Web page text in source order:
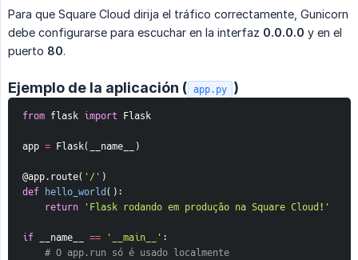
Para que Square Cloud dirija el tráfico correctamente, Gunicorn
debe configurarse para escuchar en la interfaz 0.0.0.0 y en el
puerto 80.
Ejemplo de la aplicación ( app.py )
from flask import Flask
app = Flask( __name__ )
@app.route( '/' )
def hello_world( ):
return
'Flask rodando em produção na Square Cloud!'
if __name__ == '__main__' :
# O app.run só é usado localmente